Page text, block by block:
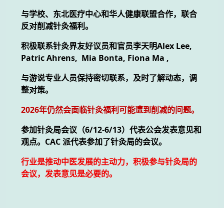
与学校、东北医疗中心和华人健康联盟合作，联合
反对削减针灸福利。
积极联系针灸界友好议员和官员李天明Alex Lee,
Patric Ahrens, Mia Bonta, Fiona Ma ,
与游说专业人员保持密切联系，及时了解动态，调
整对策。
2026年仍然会面临针灸福利可能遭到削减的问题。
参加针灸局会议（6/12-6/13）代表公会发表意见和
观点。CAC 派代表参加了针灸局的会议。
行业是推动中医发展的主动力，积极参与针灸局的
会议，发表意见是必要的。